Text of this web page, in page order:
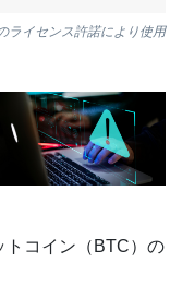
ライセンス許諾により使用
トコイン（BTC）の